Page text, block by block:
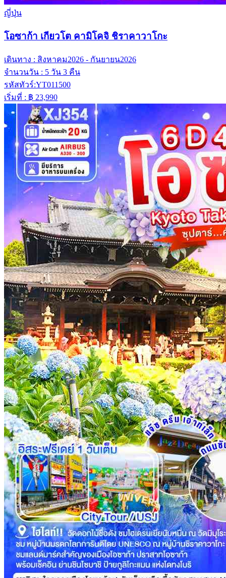
ญี่ปุ่น
โอซาก้า เกียวโต คามิโคจิ ชิราคาวาโกะ
เดินทาง : สิงหาคม2026 - กันยายน2026
จำนวนวัน : 5 วัน 3 คืน
รหัสทัวร์:YT011500
เริ่มที่ : ฿ 23,990